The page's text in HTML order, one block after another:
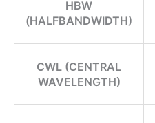
HBW
(HALFBANDWIDTH)
CWL (CENTRAL
WAVELENGTH)